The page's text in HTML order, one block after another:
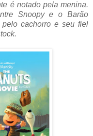
é notado pela menina.
Snoopy e o Barão
pelo cachorro e seu fiel